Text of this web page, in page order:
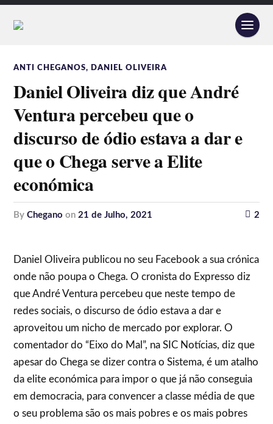
ANTI CHEGANOS, DANIEL OLIVEIRA
Daniel Oliveira diz que André
Ventura percebeu que o
discurso de ódio estava a dar e
que o Chega serve a Elite
económica
byChegano on21 de Julho, 2021 2
Daniel Oliveira publicou no seu Facebook a sua crónica
onde não poupa o Chega. O cronista do Expresso diz
que André Ventura percebeu que neste tempo de
redes sociais, o discurso de ódio estava a dar e
aproveitou um nicho de mercado por explorar. O
comentador do “Eixo do Mal”, na SIC Notícias, diz que
apesar do Chega se dizer contra o Sistema, é um atalho
da elite económica para impor o que já não conseguia
em democracia, para convencer a classe média de que
o seu problema são os mais pobres e os mais pobres